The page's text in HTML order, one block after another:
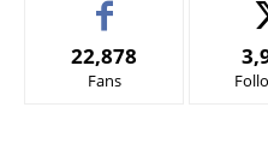
22,878
Fans